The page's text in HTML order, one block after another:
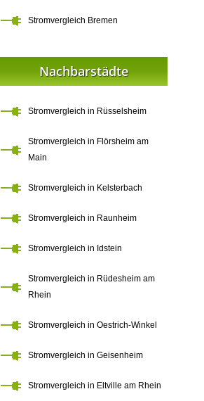
Stromvergleich Bremen
Nachbarstädte
Stromvergleich in Rüsselsheim
Stromvergleich in Flörsheim am
Main
Stromvergleich in Kelsterbach
Stromvergleich in Raunheim
Stromvergleich in Idstein
Stromvergleich in Rüdesheim am
Rhein
Stromvergleich in Oestrich-Winkel
Stromvergleich in Geisenheim
Stromvergleich in Eltville am Rhein